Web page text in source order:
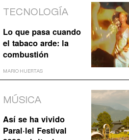
TECNOLOGÍA
Lo que pasa cuando
el tabaco arde: la
combustión
MARIO HUERTAS
MÚSICA
Así se ha vivido
Paral·lel Festival